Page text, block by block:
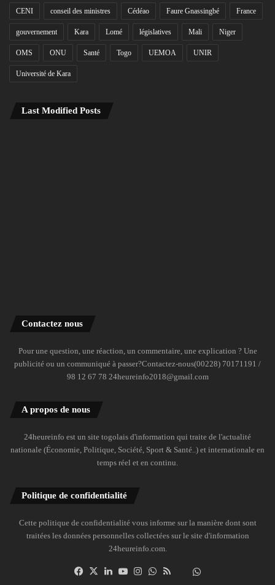
CENI conseil des ministres Cédéao Faure Gnassingbé France
gouvernement Kara Lomé législatives Mali Niger
OMS ONU Santé Togo UEMOA UNIR
Université de Kara
Last Modified Posts
Contactez nous
Pour une question, une réaction, un commentaire, une explication ? Une
publicité ou un communiqué à passer?Contactez-nous(00228) 70171191 /
98 12 67 78 24heureinfo2018@gmail.com
A propos de nous
24heureinfo est un site togolais d'information qui traite de l'actualité
nationale (Économie, Politique, Société, Sport & Santé..) et internationale en
temps réel et en continu.
Politique de confidentialité
Cette politique de confidentialité vous informe sur la manière dont sont
traitées les données personnelles collectées sur le site d'information
24heureinfo.com.
Facebook
X LinkedinYouTubeInstagramWhatsAppDailymotion